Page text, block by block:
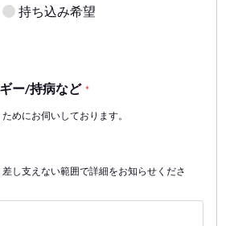
持ち込み希望
ー/持病など *
めにお伺いしております。
差し支えない範囲で詳細をお知らせくださ